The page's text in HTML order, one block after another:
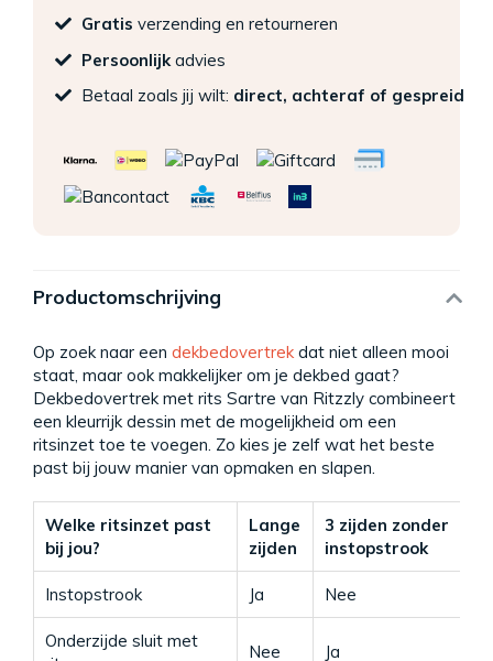
Gratis verzending en retourneren
Persoonlijk advies
Betaal zoals jij wilt: direct, achteraf of gespreid
Productomschrijving
Op zoek naar een dekbedovertrekdat niet alleen mooi
staat, maar ook makkelijker om je dekbed gaat?
Dekbedovertrek met rits Sartre van Ritzzly combineert
een kleurrijk dessin met de mogelijkheid om een
ritsinzet toe te voegen. Zo kies je zelf wat het beste
past bij jouw manier van opmaken en slapen.
Welke ritsinzet past
bij jou?
Lange
zijden
3 zijden zonder
instopstrook
Instopstrook Ja Nee
Onderzijde sluit met
Nee Ja